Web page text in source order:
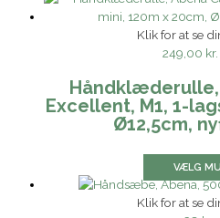
Klik for at se
249,00 kr.
Håndklæderulle,
Excellent, M1, 1-
Ø12,5cm,
VÆLG
Klik for at se